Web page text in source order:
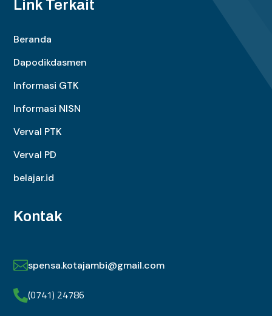
Link Terkait
Beranda
Dapodikdasmen
Informasi GTK
Informasi NISN
Verval PTK
Verval PD
belajar.id
Kontak
spensa.kotajambi@gmail.com
(0741) 24786